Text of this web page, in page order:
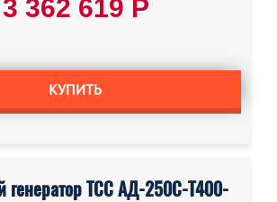
3 362 619 Р
КУПИТЬ
генератор ТСС АД-250С-Т400-